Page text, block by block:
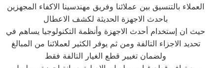
العملاء بالتنسيق بين عملائنا وفريق مهندسينا الاكفاء المجهزين
باحدث الاجهزة الحديثة لكشف الاعطال
حيث ان إستخدام أحدث الاجهزة وأنظمة التكنولوجيا يساهم في
تحديد الاجزاء التالفة ومن ثم يوفر الكثير لعملائنا من المبالغ
ولضمان تغيير قطع الغيار التالفة فقط